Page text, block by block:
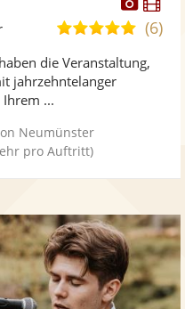
Fotos
5,0
5
(6)
die Veranstaltung,
jahrzehntelanger
...
Neumünster
pro Auftritt)